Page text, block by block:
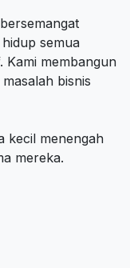
semua
Kami membangun
bisnis
kecil menengah
mereka.